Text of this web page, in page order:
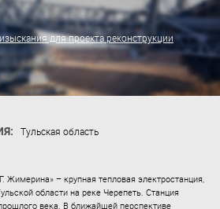
для проекта реконструкции
Тульская область
– крупная тепловая электростанция,
области на реке Черепеть. Станция
века. В ближайшей перспективе